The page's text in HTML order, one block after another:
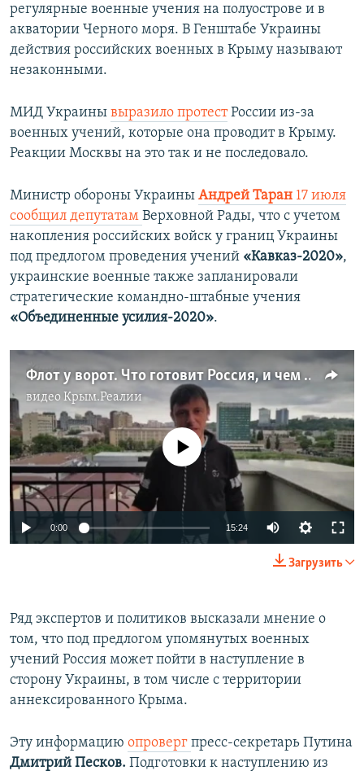
720p 1080p
720p
1080p
регулярные военные учения на полуострове и в
акватории Черного моря. В Генштабе Украины
действия российских военных в Крыму называют
незаконными.
МИД Украины выразило протестРоссии из-за
военных учений, которые она проводит в Крыму.
Реакции Москвы на это так и не последовало.
Министр обороны Украины Андрей Таран 17 июля
сообщил депутатам Верховной Рады, что с учетом
накопления российских войск у границ Украины
под предлогом проведения учений «Кавказ-2020»,
украинские военные также запланировали
стратегические командно-штабные учения
«Объединенные усилия-2020».
Флот у ворот. Что готовит Россия, и чем отвечает Украина? | Важное из Крыма (видео)
видео Крым.Реалии
1080p
No media source currently available
0:00 15:24
240p
720p
1080p
Загрузить
Ряд экспертов и политиков высказали мнение о
том, что под предлогом упомянутых военных
учений Россия может пойти в наступление в
сторону Украины, в том числе с территории
аннексированного Крыма.
Эту информацию опроверг пресс-секретарь Путина
Дмитрий Песков. Подготовки к наступлению из